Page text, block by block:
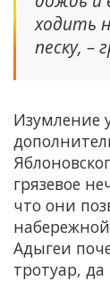
ходить
песку, –
Изумление
грязевое
что они
Адыгеи
тротуар,